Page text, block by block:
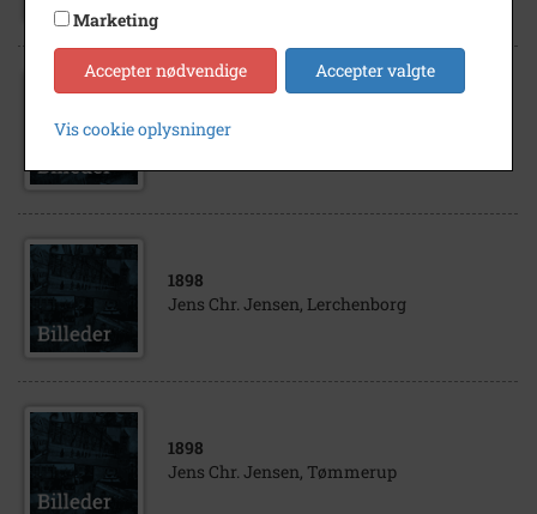
Jens Chr. Pedersen, Postgården
1898
Jens Chr. Jensen, Lerchenborg
1898
Jens Chr. Jensen, Tømmerup
Marketing
Accepter nødvendige Accepter valgte
Vis cookie oplysninger